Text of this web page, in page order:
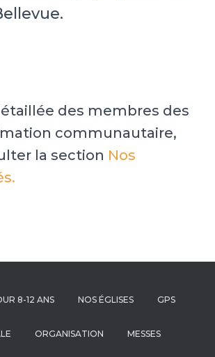
des membres des
communautaire,
la section Nos
8-12 ANS NOS ÉGLISES GPS
ORGANISATION MESSES